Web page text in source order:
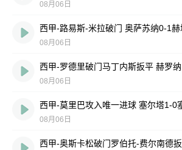
08月06日
西甲-路易斯-米拉破门 奥萨苏纳0-1
08月06日
西甲-罗德里破门马丁内斯扳平 赫罗
08月06日
西甲-莫里巴攻入唯一进球 塞尔塔1-0
08月06日